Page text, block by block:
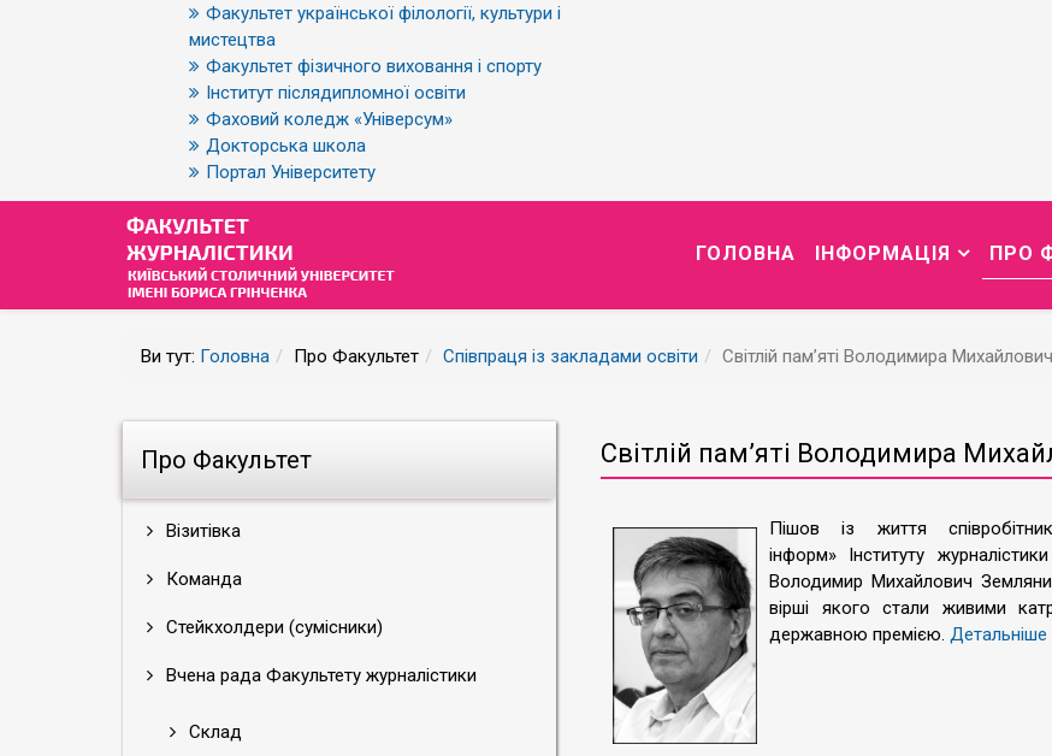
Факультет української філології, культури і
мистецтва
Факультет фізичного виховання і спорту
Інститут післядипломної освіти
Фаховий коледж «Універсум»
Докторська школа
Портал Університету
ГОЛОВНА ІНФОРМАЦІЯ ПРО
Ви тут: Головна Про Факультет Співпраця із закладами освіти Світлій пам’яті Володимира
Про Факультет
Візитівка
Команда
Стейкхолдери (сумісники)
Вчена рада Факультету журналістики
Склад
Світлій пам’яті Володимира
Пішов із життя
інформ» Інституту
Володимир Михайлович
вірші якого стали живими
державною премією. Детальніше